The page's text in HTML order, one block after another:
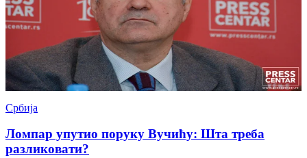
Србија
Ломпар упутио поруку Вучићу: Шта треба
разликовати?